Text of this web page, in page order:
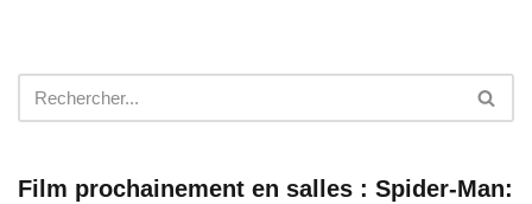
Film prochainement en salles : Spider-Man: